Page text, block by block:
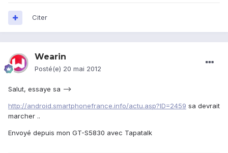
Citer
Wearin
Posté(e) 20 mai 2012
Salut, essaye sa -->
http://android.smartphonefrance.info/actu.asp?ID=2459 sa devrait
marcher ..
Envoyé depuis mon GT-S5830 avec Tapatalk